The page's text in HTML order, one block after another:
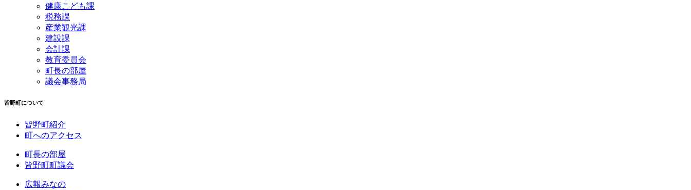
健康こども課
税務課
産業観光課
建設課
会計課
教育委員会
町長の部屋
議会事務局
皆野町について
皆野町紹介
町へのアクセス
町長の部屋
皆野町町議会
広報みなの